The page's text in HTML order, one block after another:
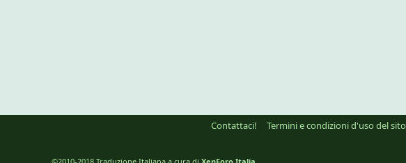
Contattaci! Termini e condizioni d'uso del sito